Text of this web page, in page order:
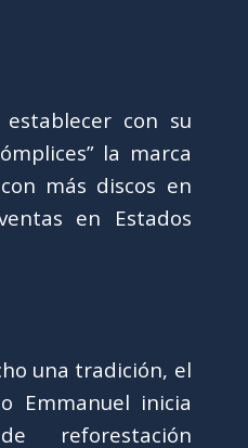
con su
la marca
más discos en
en Estados
una tradición, el
Emmanuel inicia
reforestación